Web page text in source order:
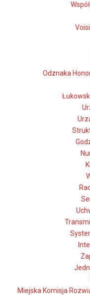
Odznaka
Miejska Komisja